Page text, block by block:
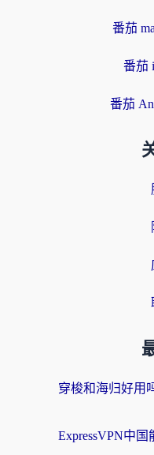
番茄
番茄
番茄